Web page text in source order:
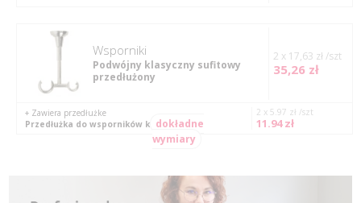
Wsporniki
Podwójny klasyczny sufitowy
przedłużony
2 x 17,63 zł /szt
35,26 zł
dokładne
wymiary
+ Zawiera przedłużke
Przedłużka do wsporników klasycznych
2 x 5.97 zł /szt
11.94 zł